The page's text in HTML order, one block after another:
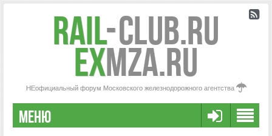
Rail-Club.RU
exMZA.RU
НЕофициальный форум Московского железнодорожного агентства
МЕНЮ